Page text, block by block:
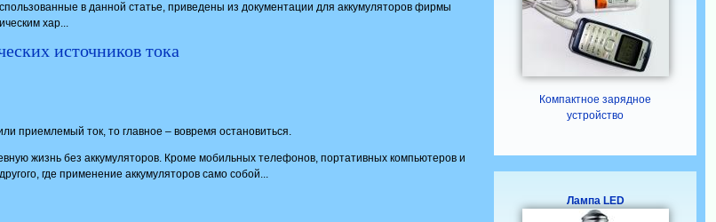
в данной статье, приведены из документации для аккумуляторов фирмы
хар...
источников тока
приемлемый ток, то главное – вовремя остановиться.
жизнь без аккумуляторов. Кроме мобильных телефонов, портативных компьютеров и
где применение аккумуляторов само собой...
Компактное зарядное
устройство
Лампа LED